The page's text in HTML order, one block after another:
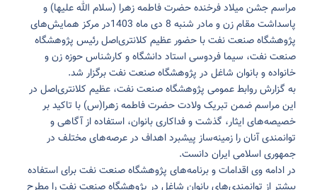
مراسم جشن میلاد فرخنده حضرت فاطمه زهرا (سلام الله علیها) و
پاسداشت مقام زن و مادر شنبه 8 دی ماه 1403در مرکز همایش‌های
پژوهشگاه صنعت نفت با حضور عظیم کلانتری‌اصل رئیس پژوهشگاه
صنعت نفت، سیما فردوسی استاد دانشگاه و کارشناس حوزه زن و
خانواده و بانوان شاغل در پژوهشگاه صنعت نفت برگزار شد.
به گزارش روابط عمومی پژوهشگاه صنعت نفت، عظیم کلانتری‌اصل در
این مراسم ضمن تبریک ولادت حضرت فاطمه زهرا(س) با تاکید بر
خصیصه‌های ایثار، گذشت و فداکاری بانوان، استفاده از آگاهی و
توانمندی آنان را زمینه‌ساز پیشبرد اهداف در عرصه‌های مختلف در
جمهوری اسلامی ایران دانست.
در ادامه وی اقدامات و برنامه‌های پژوهشگاه صنعت نفت برای استفاده